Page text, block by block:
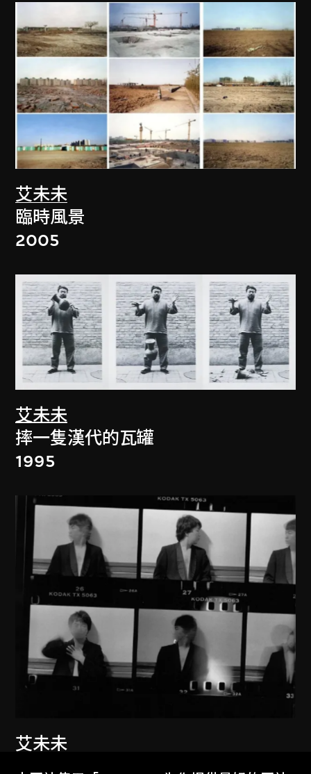
艾未未
臨時風景
2005
艾未未
摔一隻漢代的瓦罐
1995
艾未未
紐約1983–1993